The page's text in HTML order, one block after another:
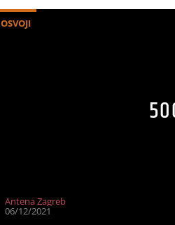
OSVOJI
Antena Zagreb
06/12/2021